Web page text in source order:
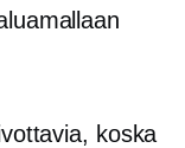
koska